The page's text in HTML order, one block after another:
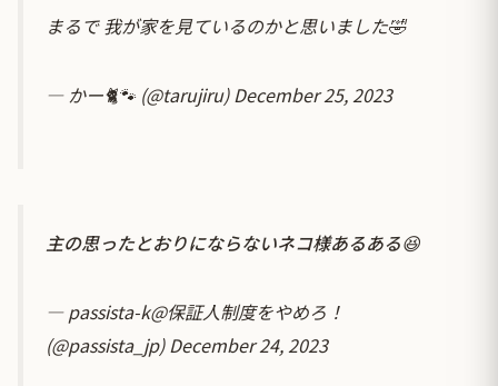
まるで 我が家を見ているのかと思いました🤣
— かー🐈🐾 (@tarujiru)December 25, 2023
主の思ったとおりにならないネコ様あるある😆
— passista-k@保証人制度をやめろ！
(@passista_jp)December 24, 2023